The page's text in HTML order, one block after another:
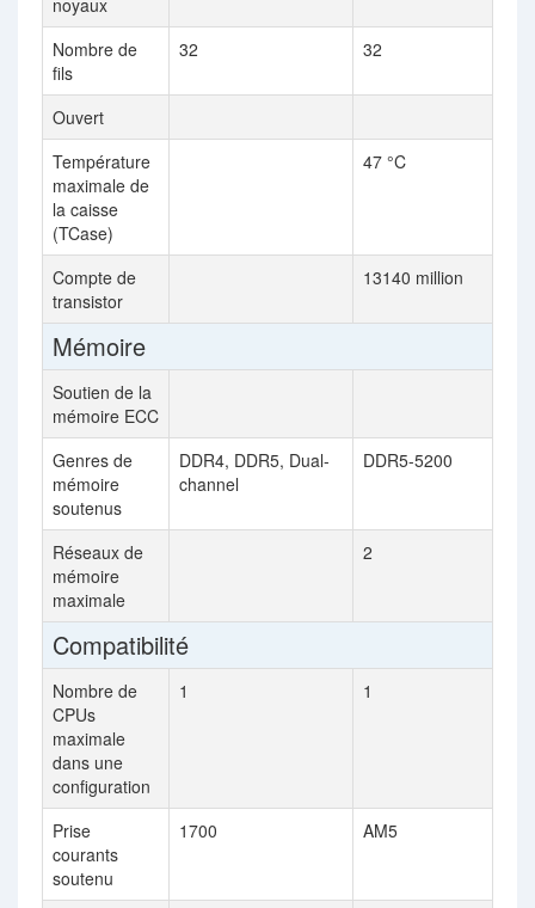
noyaux
Nombre de
fils
32 32
Ouvert
Température
maximale de
la caisse
(TCase)
47 °C
Compte de
transistor
13140 million
Mémoire
Soutien de la
mémoire ECC
Genres de
mémoire
soutenus
DDR4, DDR5, Dual-
channel
DDR5-5200
Réseaux de
mémoire
maximale
2
Compatibilité
Nombre de
CPUs
maximale
dans une
configuration
1 1
Prise
courants
soutenu
1700 AM5